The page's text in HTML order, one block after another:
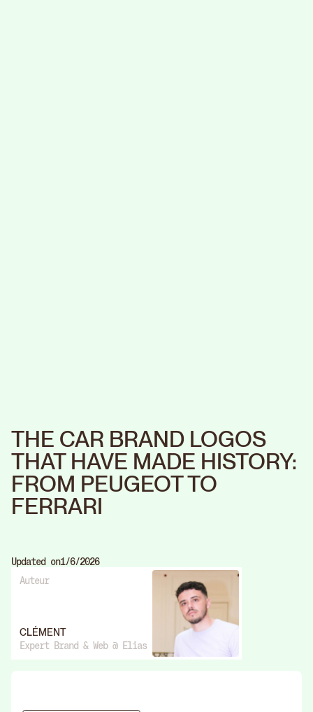
THE CAR BRAND LOGOS
THAT HAVE MADE HISTORY:
FROM PEUGEOT TO
FERRARI
Updated on1/6/2026
Auteur
CLÉMENT
Expert Brand & Web @ Elias